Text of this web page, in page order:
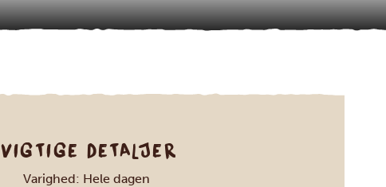
VIGTIGE DETALJER
Varighed: Hele dagen